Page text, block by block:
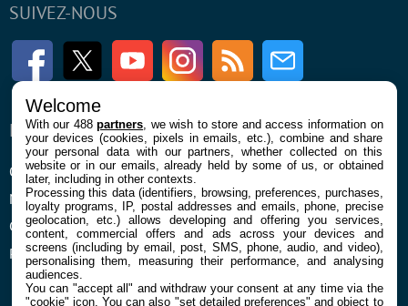
SUIVEZ-NOUS
FacebookTwitter Youtube InstagramRSS Newsletter
ENTREPRISE
Qui sommes nous
Mentions légales et CGU
Confidentialité et Cookies
Préférences cookies
À PROPOS
La rédaction
Contact
Welcome
With our 488partners , we wish to store and access information on
your devices (cookies, pixels in emails, etc.), combine and share
your personal data with our partners, whether collected on this
website or in our emails, already held by some of us, or obtained
later, including in other contexts.
Processing this data (identifiers, browsing, preferences, purchases,
loyalty programs, IP, postal addresses and emails, phone, precise
geolocation, etc.) allows developing and offering you services,
content, commercial offers and ads across your devices and
screens (including by email, post, SMS, phone, audio, and video),
personalising them, measuring their performance, and analysing
audiences.
You can "accept all" and withdraw your consent at any time via the
"cookie" icon. You can also "set detailed preferences" and object to